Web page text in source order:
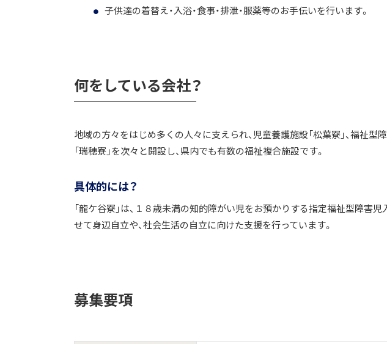
子供達の着替え・入浴・食事・排泄・服薬等のお手伝いを行います。
何をしている会社？
地域の方々をはじめ多くの人々に支えられ、児童養護施設「松葉寮」、福祉型
「瑞穂寮」を次々と開設し、県内でも有数の福祉複合施設です。
具体的には？
「龍ケ谷寮」は、１８歳未満の知的障がい児をお預かりする指定福祉型障害
せて身辺自立や、社会生活の自立に向けた支援を行っています。
募集要項